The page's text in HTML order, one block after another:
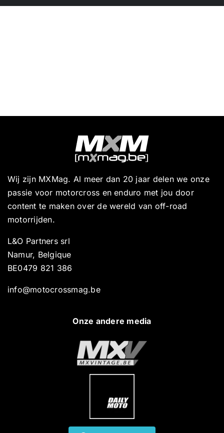
Wij zijn MXMag. Al meer dan 20 jaar delen we onze
passie voor motorcross en enduro met jou door
content te maken over de wereld van off-road
motorrijden.
L&O Partners srl
Namur, Belgique
BE0479 821 386
info@motocrossmag.be
Onze andere media